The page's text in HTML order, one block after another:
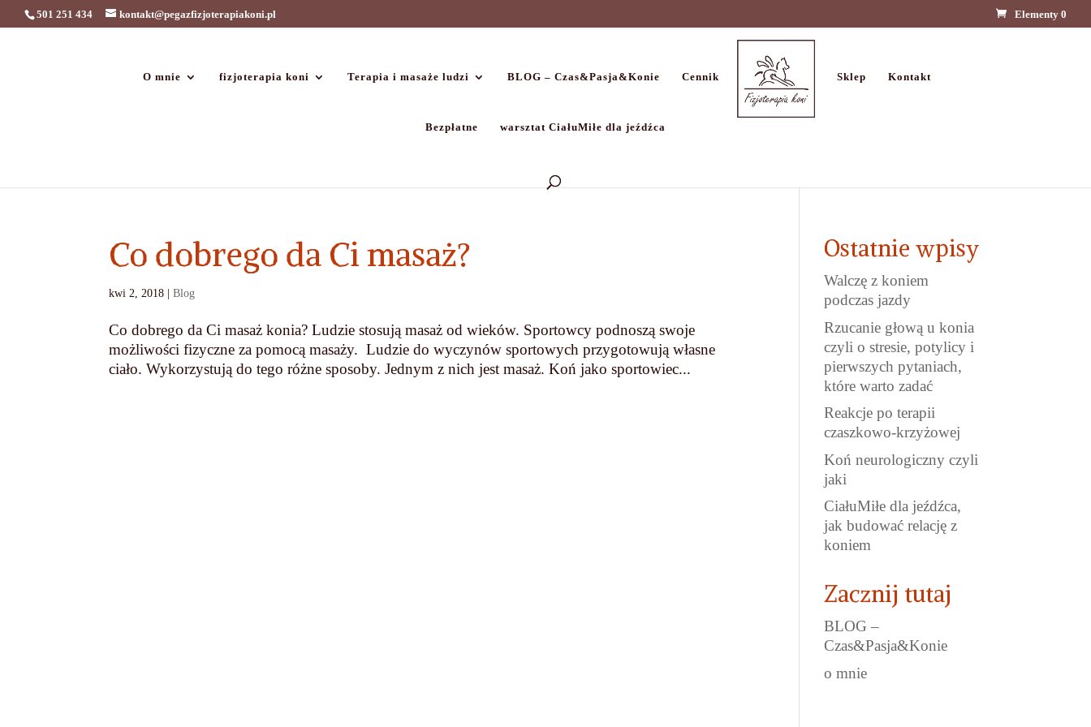
501 251 434 kontakt@pegazfizjoterapiakoni.pl Elementy 0
O mnie fizjoterapia koni Terapia i masaże ludzi BLOG – Czas&Pasja&Konie Cennik Sklep Kontakt
Bezpłatne warsztat CiałuMiłe dla jeźdźca
Co dobrego da Ci masaż?
kwi 2, 2018 |Blog
Co dobrego da Ci masaż konia? Ludzie stosują masaż od wieków. Sportowcy podnoszą swoje
możliwości fizyczne za pomocą masaży. Ludzie do wyczynów sportowych przygotowują własne
ciało. Wykorzystują do tego różne sposoby. Jednym z nich jest masaż. Koń jako sportowiec...
Ostatnie wpisy
Walczę z koniem
podczas jazdy
Rzucanie głową u konia
czyli o stresie, potylicy i
pierwszych pytaniach,
które warto zadać
Reakcje po terapii
czaszkowo-krzyżowej
Koń neurologiczny czyli
jaki
CiałuMiłe dla jeźdźca,
jak budować relację z
koniem
Zacznij tutaj
BLOG –
Czas&Pasja&Konie
o mnie